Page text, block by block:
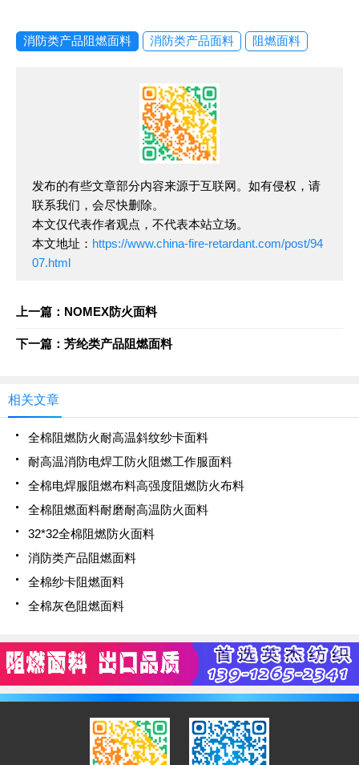
消防类产品阻燃面料 消防类产品面料 阻燃面料
发布的有些文章部分内容来源于互联网。如有侵权，请
联系我们，会尽快删除。
本文仅代表作者观点，不代表本站立场。
本文地址： https://www.china-fire-retardant.com/post/94
07.html
上一篇：NOMEX防火面料
下一篇：芳纶类产品阻燃面料
相关文章
全棉阻燃防火耐高温斜纹纱卡面料
耐高温消防电焊工防火阻燃工作服面料
全棉电焊服阻燃布料高强度阻燃防火布料
全棉阻燃面料耐磨耐高温防火面料
32*32全棉阻燃防火面料
消防类产品阻燃面料
全棉纱卡阻燃面料
全棉灰色阻燃面料